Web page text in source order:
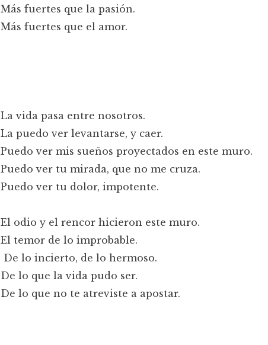
Más fuertes que la pasión.
Más fuertes que el amor.
La vida pasa entre nosotros.
La puedo ver levantarse, y caer.
Puedo ver mis sueños proyectados en este muro.
Puedo ver tu mirada, que no me cruza.
Puedo ver tu dolor, impotente.
El odio y el rencor hicieron este muro.
El temor de lo improbable.
De lo incierto, de lo hermoso.
De lo que la vida pudo ser.
De lo que no te atreviste a apostar.